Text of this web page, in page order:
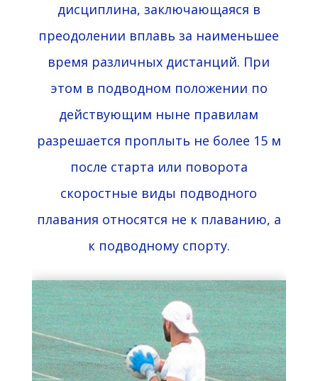
дисциплина, заключающаяся в
преодолении вплавь за наименьшее
время различных дистанций. При
этом в подводном положении по
действующим ныне правилам
разрешается проплыть не более 15 м
после старта или поворота
скоростные виды подводного
плавания относятся не к плаванию, а
к подводному спорту.